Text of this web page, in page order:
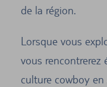
de la région.
Lorsque vous
vous rencontrerez
culture cowboy